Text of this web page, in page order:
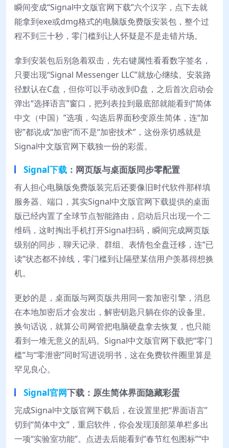
瞬间变成“Signal中文版官网下载”六个汉字，点下去就
能拿到exe或dmg格式的电脑版免费版安装包，整个过
程不到三十秒，零门槛到让人怀疑是不是走错片场。
拿到安装包后别急着双击，先右键属性看看数字签名，
只要出现“Signal Messenger LLC”就放心继续。安装路
径默认在C盘，但你可以手动改到D盘，之后首次启动会
弹出“选择语言”窗口，把列表拉到最底部就能看到“简体
中文（中国）”选项，勾选后界面秒变原生简体，连“加
密”都说成“加密”而不是“加密技术”，这份亲切感就是
Signal中文版官网下载独一份的彩蛋。
Signal下载 ：网页版与桌面版同步零配置
有人担心电脑版免费版装完后还要像旧时代软件那样填
服务器、端口，其实Signal中文版官网下载提供的桌面
版已经内置了全球节点智能路由，启动后只出现一个二
维码，这时掏出手机打开Signal扫码，瞬间完成网页版
级别的同步，聊天记录、群组、表情包全盘迁移，连“已
读”状态都不掉线，零门槛到让隔壁某信用户羡慕得想换
机。
更妙的是，桌面版与网页版共用同一套加密引擎，消息
在本地加密后才会发出，解密钥匙只躺在你的设备里。
换句话说，就算公司网管把电脑硬盘拿去恢复，也只能
看到一堆无意义的乱码。Signal中文版官网下载把“零门
槛”与“零泄密”同时写进说明书，这在免费软件圈里算是
罕见良心。
Signal官网下载：原生简体界面隐藏彩蛋
完成Signal中文版官网下载后，在设置里把“界面语言”
切到“简体中文”，重启软件，你会发现顶部菜单栏多出
一项“实验室功能”。点进去后能看到“春节红包图标”“中